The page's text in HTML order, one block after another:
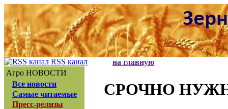
RSS канал
Агро НОВОСТИ
Все новости
Самые читаемые
Пресс-релизы
на главную
СРОЧНО